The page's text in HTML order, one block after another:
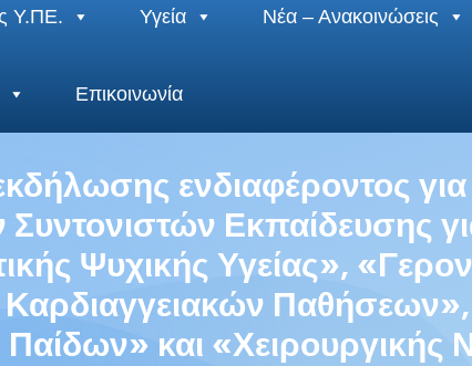
Υ.ΠΕ. Υγεία Νέα – Ανακοινώσεις
Επικοινωνία
ενδιαφέροντος για
Εκπαίδευσης για
Ψυχικής Υγείας»,
και